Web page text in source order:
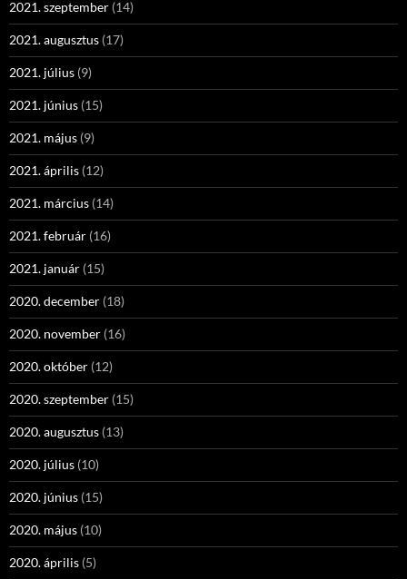
2021. szeptember (14)
2021. augusztus (17)
2021. július (9)
2021. június (15)
2021. május (9)
2021. április (12)
2021. március (14)
2021. február (16)
2021. január (15)
2020. december (18)
2020. november (16)
2020. október (12)
2020. szeptember (15)
2020. augusztus (13)
2020. július (10)
2020. június (15)
2020. május (10)
2020. április (5)